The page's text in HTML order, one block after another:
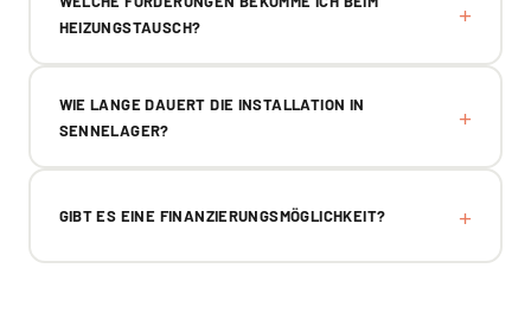
HEIZUNGSTAUSCH?
WIE LANGE DAUERT DIE INSTALLATION IN
SENNELAGER?
GIBT ES EINE FINANZIERUNGSMÖGLICHKEIT?